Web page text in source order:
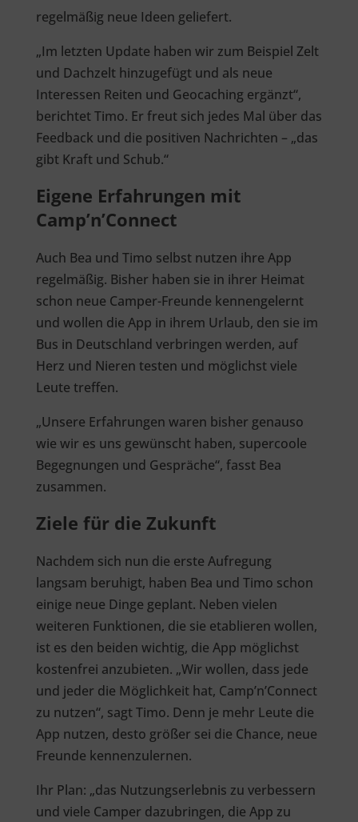
regelmäßig neue Ideen geliefert.
„Im letzten Update haben wir zum Beispiel Zelt
und Dachzelt hinzugefügt und als neue
Interessen Reiten und Geocaching ergänzt“,
berichtet Timo. Er freut sich jedes Mal über das
Feedback und die positiven Nachrichten – „das
gibt Kraft und Schub.“
Eigene Erfahrungen mit
Camp’n’Connect
Auch Bea und Timo selbst nutzen ihre App
regelmäßig. Bisher haben sie in ihrer Heimat
schon neue Camper-Freunde kennengelernt
und wollen die App in ihrem Urlaub, den sie im
Bus in Deutschland verbringen werden, auf
Herz und Nieren testen und möglichst viele
Leute treffen.
„Unsere Erfahrungen waren bisher genauso
wie wir es uns gewünscht haben, supercoole
Begegnungen und Gespräche“, fasst Bea
zusammen.
Ziele für die Zukunft
Nachdem sich nun die erste Aufregung
langsam beruhigt, haben Bea und Timo schon
einige neue Dinge geplant. Neben vielen
weiteren Funktionen, die sie etablieren wollen,
ist es den beiden wichtig, die App möglichst
kostenfrei anzubieten. „Wir wollen, dass jede
und jeder die Möglichkeit hat, Camp’n’Connect
zu nutzen“, sagt Timo. Denn je mehr Leute die
App nutzen, desto größer sei die Chance, neue
Freunde kennenzulernen.
Ihr Plan: „das Nutzungserlebnis zu verbessern
und viele Camper dazubringen, die App zu